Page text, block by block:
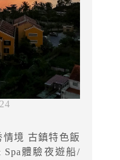
境 古鎮特色飯
Spa體驗夜遊船/